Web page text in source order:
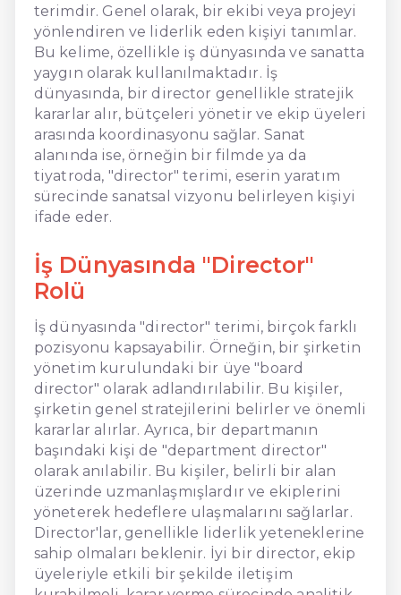
terimdir. Genel olarak, bir ekibi veya projeyi
yönlendiren ve liderlik eden kişiyi tanımlar.
Bu kelime, özellikle iş dünyasında ve sanatta
yaygın olarak kullanılmaktadır. İş
dünyasında, bir director genellikle stratejik
kararlar alır, bütçeleri yönetir ve ekip üyeleri
arasında koordinasyonu sağlar. Sanat
alanında ise, örneğin bir filmde ya da
tiyatroda, "director" terimi, eserin yaratım
sürecinde sanatsal vizyonu belirleyen kişiyi
ifade eder.
İş Dünyasında "Director"
Rolü
İş dünyasında "director" terimi, birçok farklı
pozisyonu kapsayabilir. Örneğin, bir şirketin
yönetim kurulundaki bir üye "board
director" olarak adlandırılabilir. Bu kişiler,
şirketin genel stratejilerini belirler ve önemli
kararlar alırlar. Ayrıca, bir departmanın
başındaki kişi de "department director"
olarak anılabilir. Bu kişiler, belirli bir alan
üzerinde uzmanlaşmışlardır ve ekiplerini
yöneterek hedeflere ulaşmalarını sağlarlar.
Director'lar, genellikle liderlik yeteneklerine
sahip olmaları beklenir. İyi bir director, ekip
üyeleriyle etkili bir şekilde iletişim